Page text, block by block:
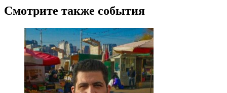
Смотрите также события